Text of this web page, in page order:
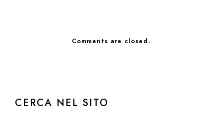
Comments are closed.
CERCA NEL SITO